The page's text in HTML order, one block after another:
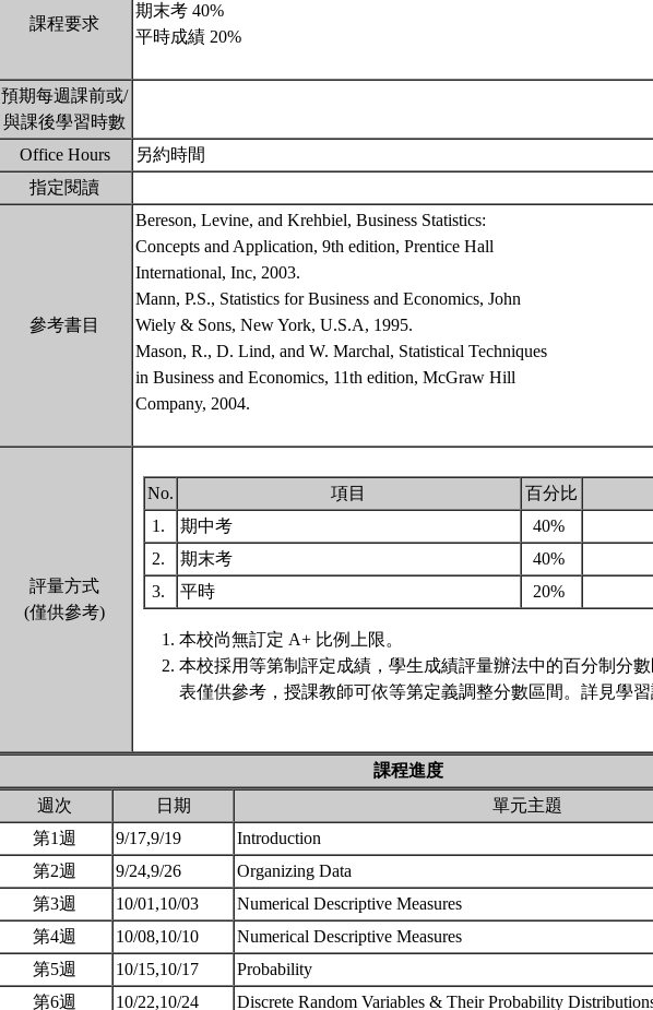
課程要求
期末考 40%
平時成績 20%
預期每週課前或/
與課後學習時數
Office Hours
另約時間
指定閱讀
參考書目
Bereson, Levine, and Krehbiel, Business Statistics:
Concepts and Application, 9th edition, Prentice Hall
International, Inc, 2003.
Mann, P.S., Statistics for Business and Economics, John
Wiely & Sons, New York, U.S.A, 1995.
Mason, R., D. Lind, and W. Marchal, Statistical Techniques
in Business and Economics, 11th edition, McGraw Hill
Company, 2004.
評量方式
(僅供參考)
No. 項目
百分比
1.
期中考
40%
2.
期末考
40%
3.
平時 20%
本校尚無訂定 A+ 比例上限。
本校採用等第制評定成績，學生成績評量辦法中的百分制分
表僅供參考，授課教師可依等第定義調整分數區間。詳見學
課程進度
週次
日期
單元主題
第1週
9/17,9/19
Introduction
第2週
9/24,9/26
Organizing Data
第3週
10/01,10/03
Numerical Descriptive Measures
第4週
10/08,10/10
Numerical Descriptive Measures
第5週
10/15,10/17
Probability
第6週
10/22,10/24 Discrete Random Variables & Their Probability